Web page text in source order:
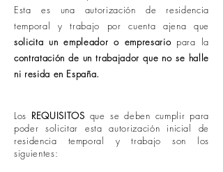
Esta es una autorización de residencia
temporal y trabajo por cuenta ajena que
solicita un empleador o empresariopara la
contratación de un trabajador que no se halle
ni resida en España.
Los REQUISITOS que se deben cumplir para
poder solicitar esta autorización inicial de
residencia temporal y trabajo son los
siguientes: